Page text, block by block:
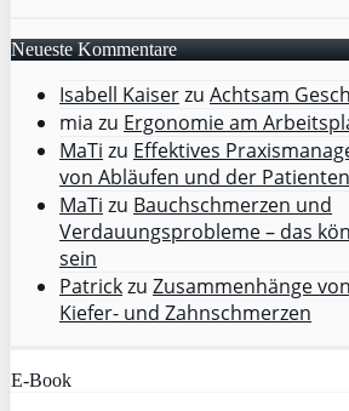
Neueste Kommentare
Isabell Kaiserzu Achtsam
mia zu Ergonomie am
MaTi zu Effektives
von Abläufen und der
MaTi zu Bauchschmerzen und
Verdauungsprobleme – das
sein
Patrickzu Zusammenhänge
Kiefer- und Zahnschmerzen
E-Book